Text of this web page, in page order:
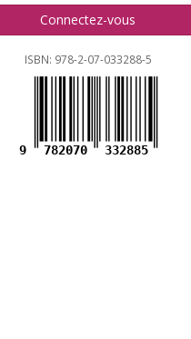
Connectez-vous
ISBN: 978-2-07-033288-5
9 782070 332885